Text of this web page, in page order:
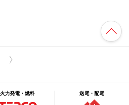
火力発電・燃料 送電・配電